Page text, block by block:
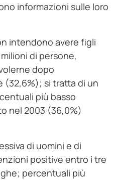
informazioni sulle loro
intendono avere figli
di persone,
dopo
(32,6%); si tratta di un
più basso
nel 2003 (36,0%)
di uomini e di
positive entro i tre
percentuali più